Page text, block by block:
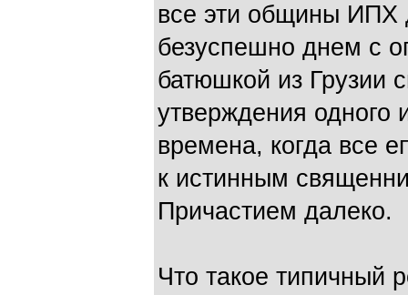
все эти общины ИПХ
безуспешно днем с
батюшкой из Грузии
утверждения одного
времена, когда все
к истинным
Причастием далеко.
Что такое типичный